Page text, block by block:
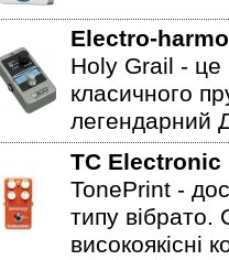
Electro-
Holy Grail - це
класичного
легендарний
TC Electronic
TonePrint -
типу вібрато.
високоякісні